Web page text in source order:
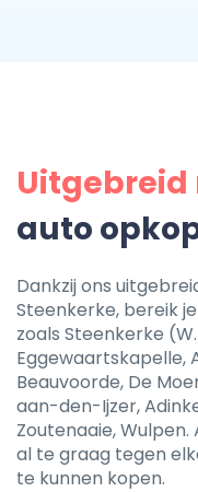
auto
Dankzij ons
Steenkerke, bereik
zoals Steenkerke
Eggewaartskapelle,
Beauvoorde, De
aan-den-Ijzer,
Zoutenaaie,
al te graag tegen
te kunnen kopen.